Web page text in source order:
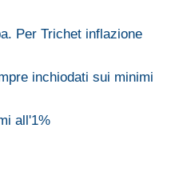
Per Trichet inflazione
inchiodati sui minimi
all'1%